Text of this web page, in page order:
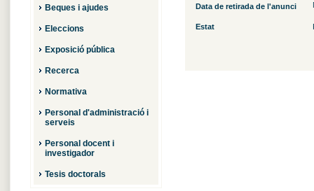
Beques i ajudes
Eleccions
Exposició pública
Recerca
Normativa
Personal d'administració i
serveis
Personal docent i
investigador
Tesis doctorals
Data de retirada de l'anunci
Estat